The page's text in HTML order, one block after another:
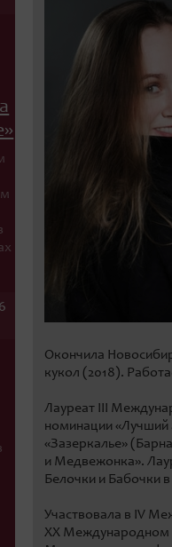
Окончила
кукол (2018).
Лауреат III
номинации «Лучший
«Зазеркалье»
и Медвежонка».
Белочки и Бабочки
Участвовала в IV
ХХ Международном